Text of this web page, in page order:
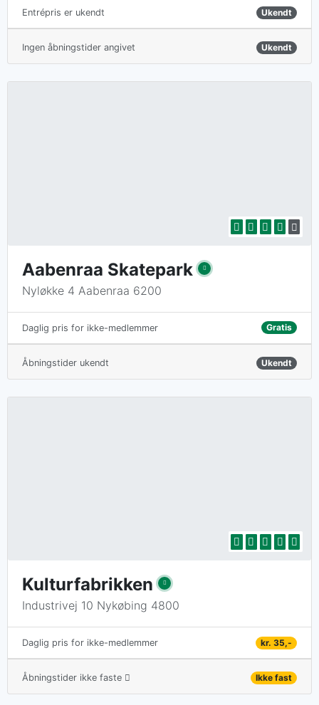
Entrépris er ukendt Ukendt
Ingen åbningstider angivet Ukendt
Aabenraa Skatepark
Nyløkke 4 Aabenraa 6200
Daglig pris for ikke-medlemmer Gratis
Åbningstider ukendt Ukendt
Kulturfabrikken
Industrivej 10 Nykøbing 4800
Daglig pris for ikke-medlemmer kr. 35,-
Åbningstider ikke faste Ikke fast